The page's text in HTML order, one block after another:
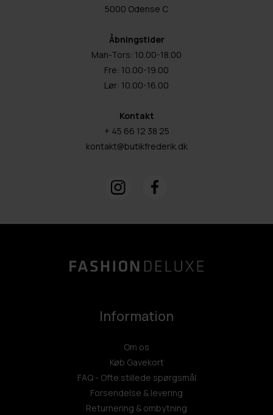
5000 Odense C
Åbningstider
Man-Tors: 10.00-18.00
Fre: 10.00-19.00
Lør: 10.00-16.00
Kontakt
+ 45 66 12 38 25
kontakt@butikfrederik.dk
Information
Om os
Køb Gavekort
FAQ - Ofte stillede spørgsmål
Forsendelse & levering
Returnering & ombytning